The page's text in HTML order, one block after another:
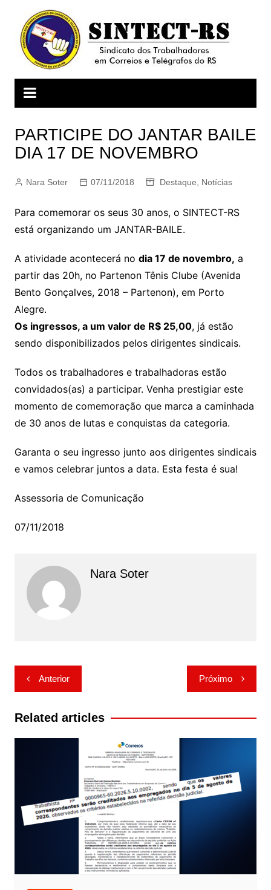
conteúdo
PARTICIPE DO JANTAR BAILE
DIA 17 DE NOVEMBRO
Nara Soter 07/11/2018 Destaque Notícias
Para comemorar os seus 30 anos, o SINTECT-RS
está organizando um JANTAR-BAILE.
A atividade acontecerá no dia 17 de novembro, a
partir das 20h, no Partenon Tênis Clube (Avenida
Bento Gonçalves, 2018 – Partenon), em Porto
Alegre.
Os ingressos, a um valor de R$ 25,00, já estão
sendo disponibilizados pelos dirigentes sindicais.
Todos os trabalhadores e trabalhadoras estão
convidados(as) a participar. Venha prestigiar este
momento de comemoração que marca a caminhada
de 30 anos de lutas e conquistas da categoria.
Garanta o seu ingresso junto aos dirigentes sindicais
e vamos celebrar juntos a data. Esta festa é sua!
Assessoria de Comunicação
07/11/2018
Nara Soter
Navegação
de
Post
Anterior Próximo
Related articles